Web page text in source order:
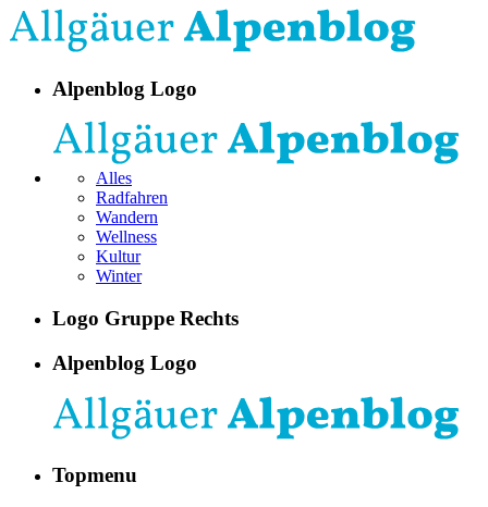
Alpenblog Logo
Alles
Radfahren
Wandern
Wellness
Kultur
Winter
Logo Gruppe Rechts
Alpenblog Logo
Topmenu